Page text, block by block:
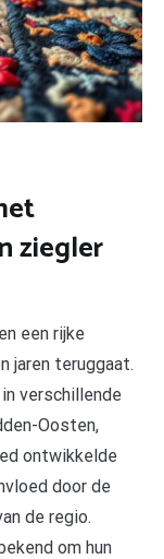
ziegler
een rijke
jaren teruggaat.
verschillende
Oosten,
ontwikkelde
door de
de regio.
om hun